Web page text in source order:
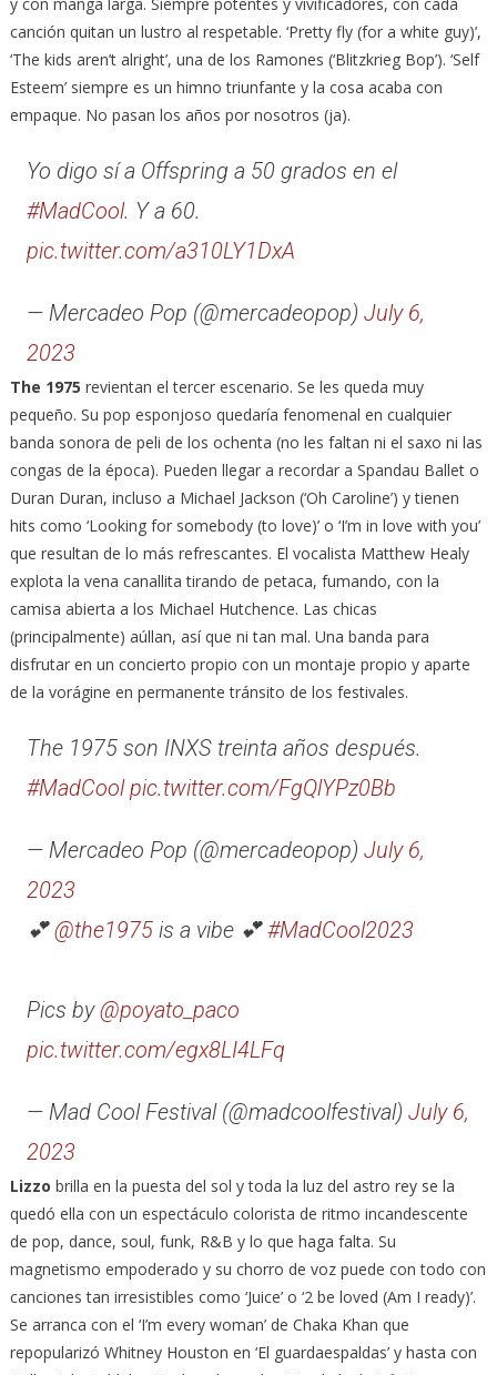
canción quitan un lustro al respetable. ‘Pretty fly (for a white guy)’,
‘The kids aren’t alright’, una de los Ramones (‘Blitzkrieg Bop’). ‘Self
Esteem’ siempre es un himno triunfante y la cosa acaba con
empaque. No pasan los años por nosotros (ja).
Yo digo sí a Offspring a 50 grados en el
#MadCool. Y a 60.
pic.twitter.com/a310LY1DxA
— Mercadeo Pop (@mercadeopop) July 6,
2023
The 1975 revientan el tercer escenario. Se les queda muy
pequeño. Su pop esponjoso quedaría fenomenal en cualquier
banda sonora de peli de los ochenta (no les faltan ni el saxo ni las
congas de la época). Pueden llegar a recordar a Spandau Ballet o
Duran Duran, incluso a Michael Jackson (‘Oh Caroline’) y tienen
hits como ‘Looking for somebody (to love)’ o ‘I’m in love with you’
que resultan de lo más refrescantes. El vocalista Matthew Healy
explota la vena canallita tirando de petaca, fumando, con la
camisa abierta a los Michael Hutchence. Las chicas
(principalmente) aúllan, así que ni tan mal. Una banda para
disfrutar en un concierto propio con un montaje propio y aparte
de la vorágine en permanente tránsito de los festivales.
The 1975 son INXS treinta años después.
#MadCool pic.twitter.com/FgQlYPz0Bb
— Mercadeo Pop (@mercadeopop) July 6,
2023
💕@the1975is a vibe 💕#MadCool2023
Pics by@poyato_paco
pic.twitter.com/egx8LI4LFq
— Mad Cool Festival (@madcoolfestival) July 6,
2023
Lizzo brilla en la puesta del sol y toda la luz del astro rey se la
quedó ella con un espectáculo colorista de ritmo incandescente
de pop, dance, soul, funk, R&B y lo que haga falta. Su
magnetismo empoderado y su chorro de voz puede con todo con
canciones tan irresistibles como ‘Juice’ o ‘2 be loved (Am I ready)’.
Se arranca con el ‘I’m every woman’ de Chaka Khan que
repopularizó Whitney Houston en ‘El guardaespaldas’ y hasta con